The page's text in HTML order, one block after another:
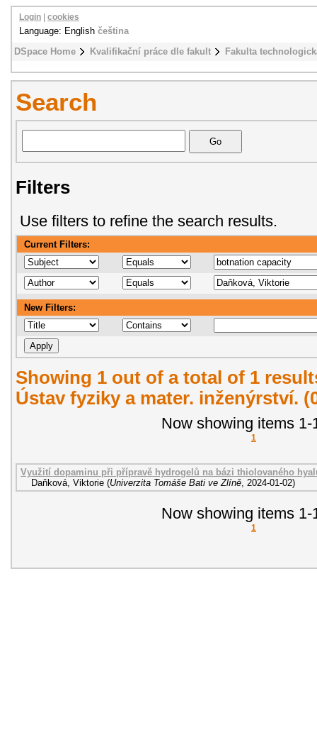
DSpace Home Kvalifikační práce dle fakult Fakulta
Login cookies
Language: English čeština
Search
Filters
Use filters to refine the search results.
Current Filters:
New Filters:
Showing 1 out of a total of 1
Ústav fyziky a mater. inženýrství.
Now showing items 1-
1
Využití dopaminu při přípravě hydrogelů na bázi thiolovaného
Daňková, Viktorie (Univerzita Tomáše Bati ve Zlíně 2024-01-02)
Now showing items 1-
1